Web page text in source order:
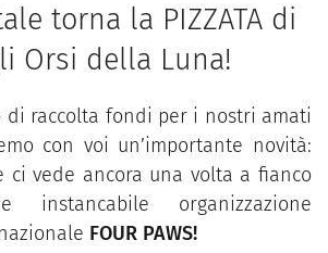
torna la PIZZATA di
Orsi della Luna!
di raccolta fondi per i nostri amati
con voi un’importante novità:
ci vede ancora una volta a fianco
organizzazione
FOUR PAWS!